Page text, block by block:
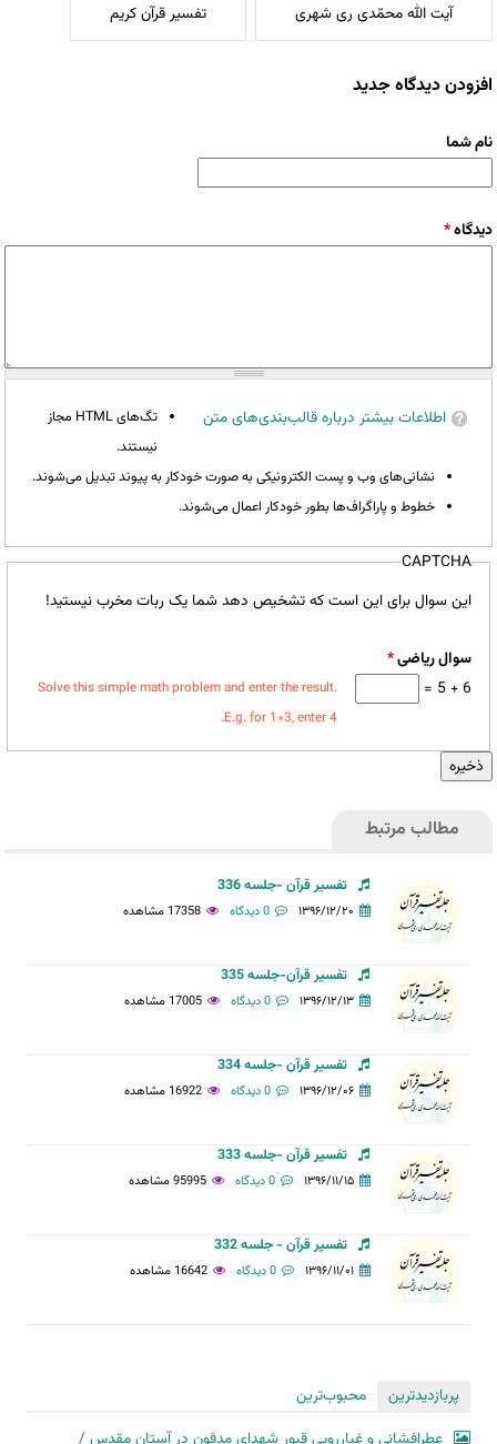
آیت الله محمّدی ری شهری تفسیر قرآن کریم
افزودن دیدگاه جدید
نام شما
دیدگاه*
اطلاعات بیشتر درباره قالب‌بندی‌های متن
تگ‌های HTML مجاز
نیستند.
نشانی‌های وب و پست الکترونیکی به صورت خودکار به پیوند تبدیل می‌شوند.
خطوط و پاراگراف‌ها بطور خودکار اعمال می‌شوند.
CAPTCHA
این سوال برای این است که تشخیص دهد شما یک ربات مخرب نیستید!
سوال ریاضی*
6 + 5 =
Solve this simple math problem and enter the result.
E.g. for 1+3, enter 4.
مطالب مرتبط
تفسیر قرآن -جلسه 336
۱۳۹۶/۱۲/۲۰ 0 دیدگاه 17358 مشاهده
تفسیر قرآن-جلسه 335
۱۳۹۶/۱۲/۱۳ 0 دیدگاه 17005 مشاهده
تفسیر قرآن -جلسه 334
۱۳۹۶/۱۲/۰۶ 0 دیدگاه 16922 مشاهده
تفسیر قرآن -جلسه 333
۱۳۹۶/۱۱/۱۵ 0 دیدگاه 95995 مشاهده
تفسیر قرآن - جلسه 332
۱۳۹۶/۱۱/۰۱ 0 دیدگاه 16642 مشاهده
پربازدیدترین
محبوب‌ترین
عطرافشانی و غبارروبی قبور شهدای مدفون در آستان مقدس /